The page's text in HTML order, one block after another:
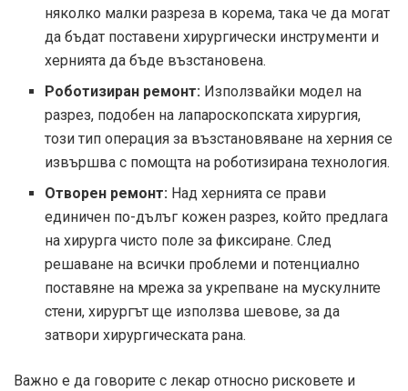
няколко малки разреза в корема, така че да могат
да бъдат поставени хирургически инструменти и
хернията да бъде възстановена.
Роботизиран ремонт: Използвайки модел на
разрез, подобен на лапароскопската хирургия,
този тип операция за възстановяване на херния се
извършва с помощта на роботизирана технология.
Отворен ремонт: Над хернията се прави
единичен по-дълъг кожен разрез, който предлага
на хирурга чисто поле за фиксиране. След
решаване на всички проблеми и потенциално
поставяне на мрежа за укрепване на мускулните
стени, хирургът ще използва шевове, за да
затвори хирургическата рана.
Важно е да говорите с лекар относно рисковете и